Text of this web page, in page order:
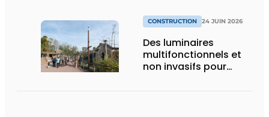
CONSTRUCTION 24 JUIN 2026
Des luminaires
multifonctionnels et
non invasifs pour